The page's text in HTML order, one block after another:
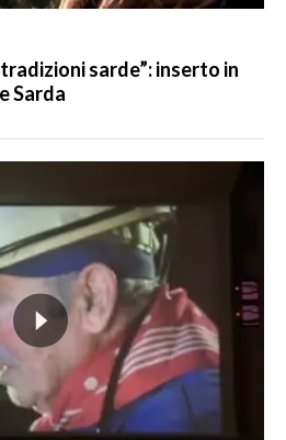
sarde”: inserto in
Sarda